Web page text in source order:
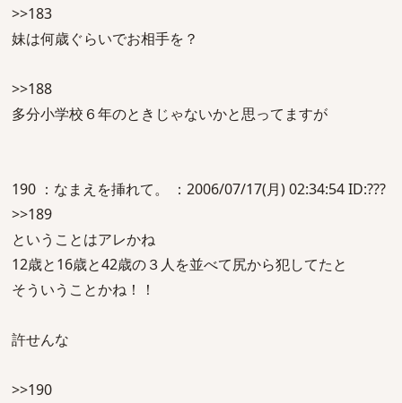
>>183
妹は何歳ぐらいでお相手を？
>>188
多分小学校６年のときじゃないかと思ってますが
190 ：なまえを挿れて。 ：2006/07/17(月) 02:34:54 ID:???
>>189
ということはアレかね
12歳と16歳と42歳の３人を並べて尻から犯してたと
そういうことかね！！
許せんな
>>190